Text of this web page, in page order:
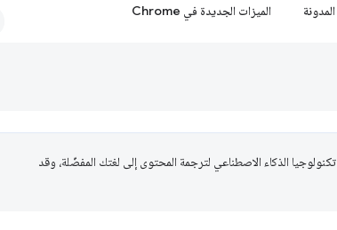
المدونة الميزات الجديدة في Chrome
تستخدم Google تكنولوجيا الذكاء الاصطناعي لترجمة المحتوى إلى لغتك المفضّلة، وقد